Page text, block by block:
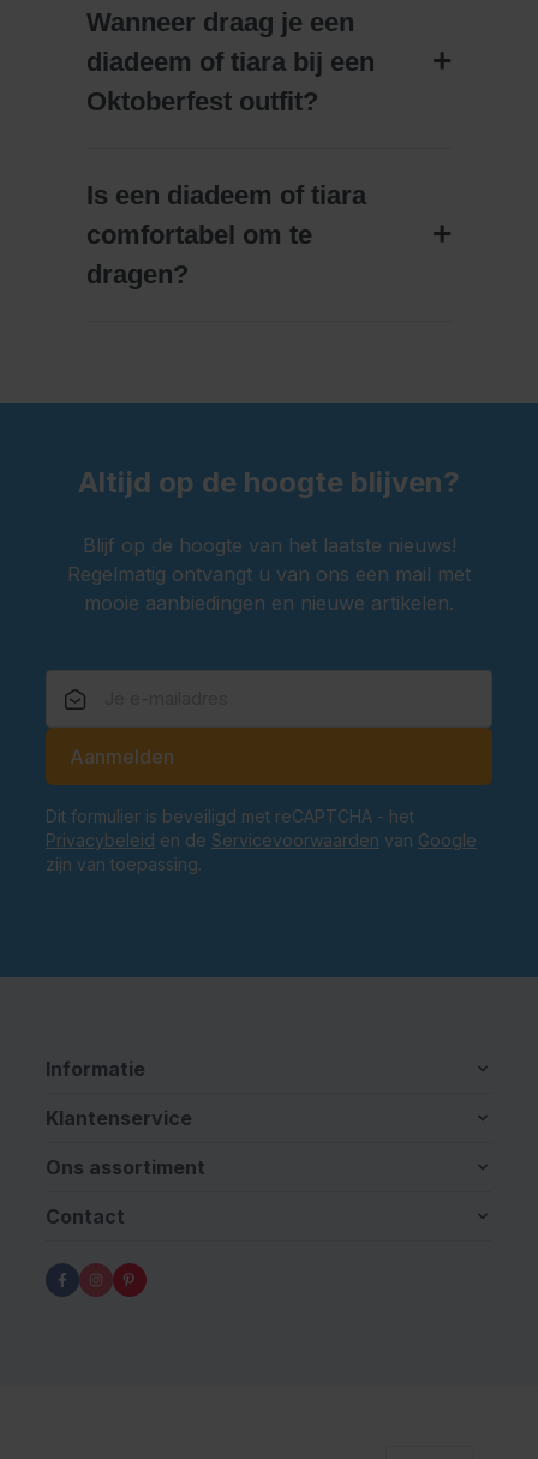
Wanneer draag je een
diadeem of tiara bij een
Oktoberfest outfit?
Is een diadeem of tiara
comfortabel om te
dragen?
Altijd op de hoogte blijven?
Blijf op de hoogte van het laatste nieuws!
Regelmatig ontvangt u van ons een mail met
mooie aanbiedingen en nieuwe artikelen.
Aanmelden
Dit formulier is beveiligd met reCAPTCHA - het
Privacybeleid en de Servicevoorwaarden van Google
zijn van toepassing.
Informatie
Klantenservice
Ons assortiment
Contact